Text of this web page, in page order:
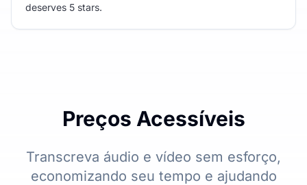
deserves 5 stars.
Preços Acessíveis
Transcreva áudio e vídeo sem esforço,
economizando seu tempo e ajudando